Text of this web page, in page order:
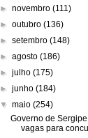
►novembro(111)
►outubro(136)
►setembro(148)
►agosto(186)
►julho(175)
►junho(184)
▼maio(254)
Governo de
vagas para